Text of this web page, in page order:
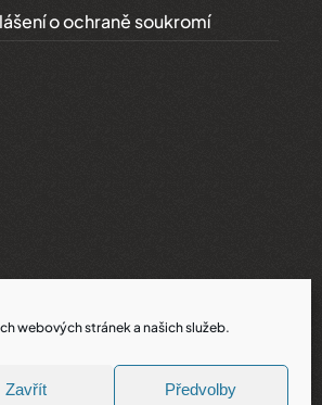
webových stránek a našich služeb.
Zavřít Předvolby
o ochraně soukromí